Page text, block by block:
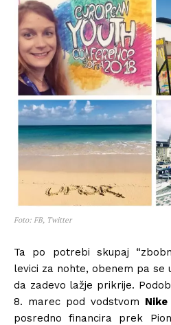
Foto: FB, Twitter
Ta po potrebi skupaj
levici za nohte, obenem pa se
da zadevo lažje prikrije.
8. marec pod vodstvom Nike
posredno financira prek